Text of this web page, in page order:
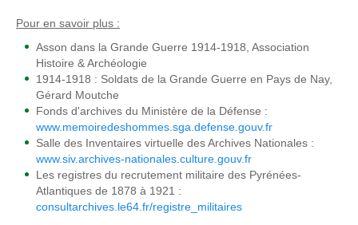
Pour en savoir plus :
Asson dans la Grande Guerre 1914-1918, Association
Histoire & Archéologie
1914-1918 : Soldats de la Grande Guerre en Pays de Nay,
Gérard Moutche
Fonds d'archives du Ministère de la Défense :
www.memoiredeshommes.sga.defense.gouv.fr
Salle des Inventaires virtuelle des Archives Nationales :
www.siv.archives-nationales.culture.gouv.fr
Les registres du recrutement militaire des Pyrénées-
Atlantiques de 1878 à 1921 :
consultarchives.le64.fr/registre_militaires